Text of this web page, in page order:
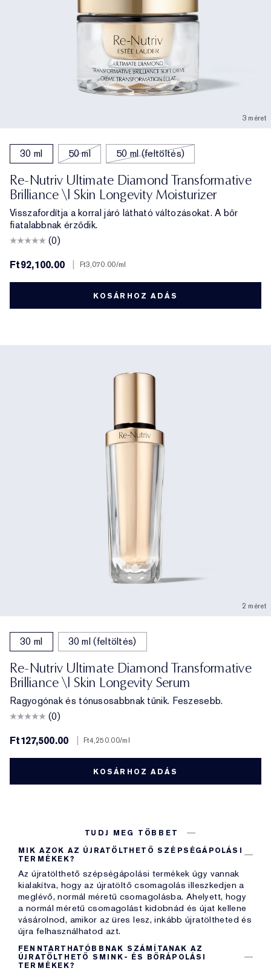
3 méret
30 ml 50 ml 50 ml (feltöltés)
Re-Nutriv Ultimate Diamond Transformative
Brilliance \| Skin Longevity Moisturizer
Visszafordítja a korral járó látható változásokat. A bőr
fiatalabbnak érződik.
(0)
Ft92,100.00
| Ft3,070.00/ml
KOSÁRHOZ ADÁS
2 méret
30 ml 30 ml (feltöltés)
Re-Nutriv Ultimate Diamond Transformative
Brilliance \| Skin Longevity Serum
Ragyogónak és tónusosabbnak tűnik. Feszesebb.
(0)
Ft127,500.00
| Ft4,250.00/ml
KOSÁRHOZ ADÁS
TUDJ MEG TÖBBET
MIK AZOK AZ ÚJRATÖLTHETŐ SZÉPSÉGÁPOLÁSI
TERMÉKEK?
Az újratölthető szépségápolási termékek úgy vannak
kialakítva, hogy az újratöltő csomagolás illeszkedjen a
meglévő, normál méretű csomagolásba. Ahelyett, hogy
a normál méretű csomagolást kidobnád és újat kellene
vásárolnod, amikor az üres lesz, inkább újratöltheted és
újra felhasználhatod azt.
FENNTARTHATÓBBNAK SZÁMÍTANAK AZ
ÚJRATÖLTHETŐ SMINK- ÉS BŐRÁPOLÁSI
TERMÉKEK?